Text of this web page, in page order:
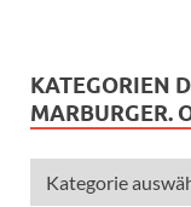
KATEGORIEN
MARBURGER.